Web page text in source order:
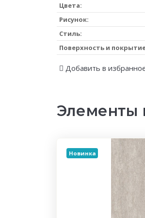
Цвета:
Рисунок:
Стиль:
Поверхность и
Добавить в
Элементы
Новинка